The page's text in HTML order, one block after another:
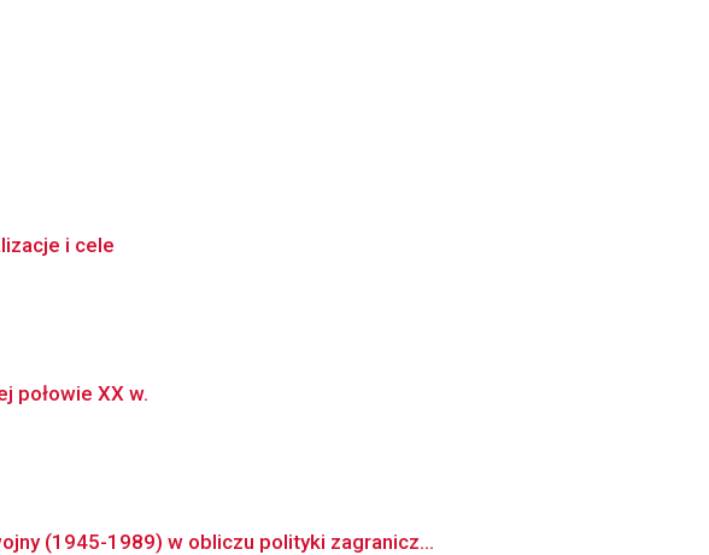
i cele
połowie XX w.
(1945-1989) w obliczu polityki zagranicz...